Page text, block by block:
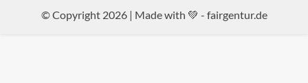
© Copyright 2026 | Made with 💚 - fairgentur.de